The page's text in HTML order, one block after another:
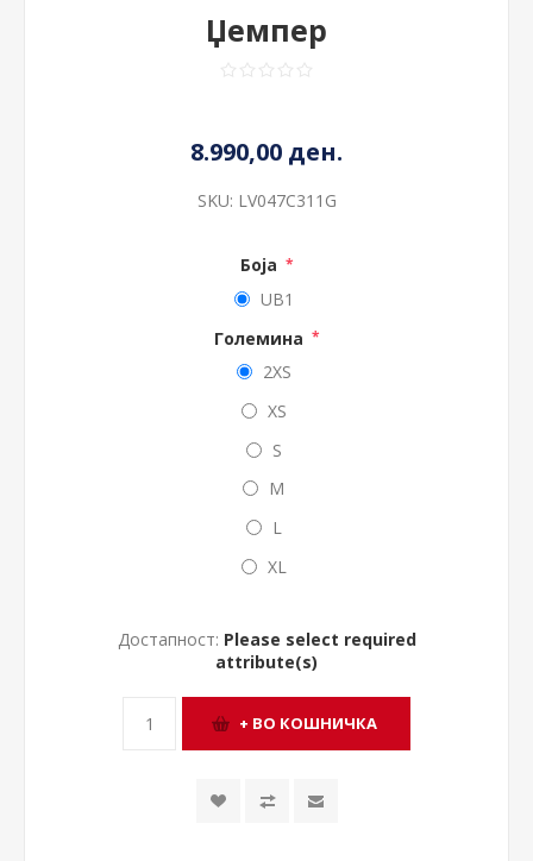
Џемпер
8.990,00 ден.
SKU: LV047C311G
Боја *
UB1
Големина *
2XS
XS
S
M
L
XL
Достапност: Please select required
attribute(s)